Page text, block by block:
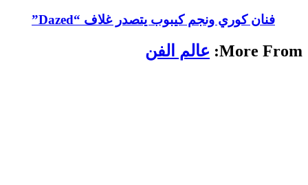
فنان كوري ونجم كيبوب يتصدر غلاف “Dazed”
More From: عالم الفن